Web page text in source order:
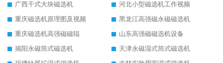
广西干式大块磁选机
河北小型磁选机工作视频
重庆磁选机原理图及视频
黑龙江高强磁永磁磁选机
重庆磁选机高强磁磁辊
山东高强磁磁选机设备
揭阳永磁筒式磁选机
天津永磁湿式筒式磁选机